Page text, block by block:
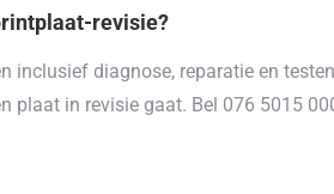
revisie?
inclusief diagnose, reparatie en
plaat in revisie gaat. Bel 076 5015